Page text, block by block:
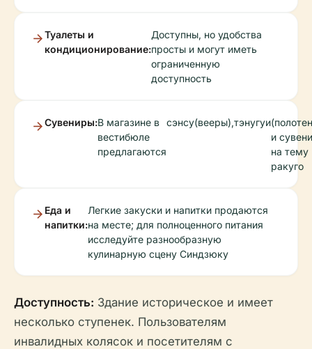
Туалеты и
кондиционирование:
Доступны, но удобства
просты и могут иметь
ограниченную
доступность
Сувениры:В магазине в
вестибюле
предлагаются
сэнсу(вееры),тэнугуи
и
на тему
ракуго
Еда и
напитки:
Легкие закуски и напитки продаются
на месте; для полноценного питания
исследуйте разнообразную
кулинарную сцену Синдзюку
Доступность: Здание историческое и имеет
несколько ступенек. Пользователям
инвалидных колясок и посетителям с